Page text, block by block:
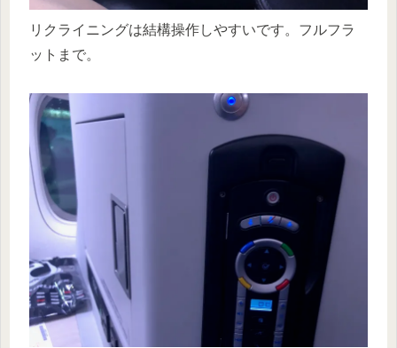
リクライニングは結構操作しやすいです。フルフラ
ットまで。